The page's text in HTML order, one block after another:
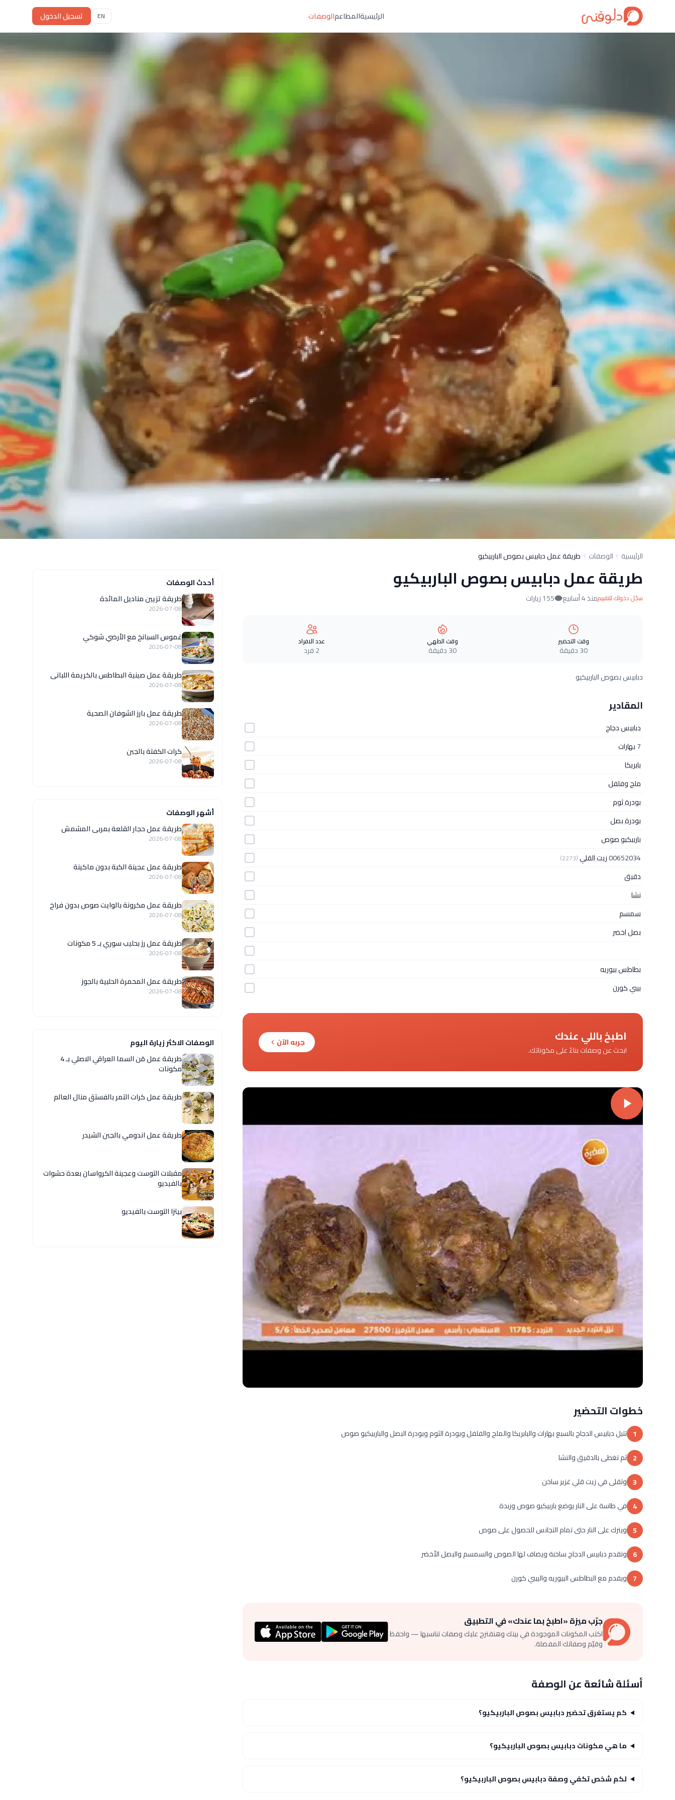
الرئيسيةالمطاعمالوصفات EN تسجيل الدخول
الرئيسية الوصفات طريقة عمل دبابيس بصوص الباربيكيو
طريقة عمل دبابيس بصوص الباربيكيو
سجّل دخولك للتقييممنذ 4 أسابيع 155 زيارات
وقت التحضير
30 دقيقة
وقت الطهي
30 دقيقة
عدد الافراد
2 فرد
دبابيس بصوص الباربيكيو
المقادير
دبابيس دجاج
7بهارات
بابريكا
ملح وفلفل
بودرة ثوم
بودرة بصل
باربيكيو صوص
00652034زيت القلي (2273)
دقيق
نشا
سمسم
بصل اخضر
بطاطس بيوريه
بيبي كورن
اطبخ باللي عندك
ابحث عن وصفات بناءً على مكوناتك.
جربه الآن
خطوات التحضير
1 تتبل دبابيس الدجاج بالسبع بهارات والبابريكا والملح والفلفل وبودرة الثوم وبودرة البصل والباربيكيو صوص
2 ثم تغطى بالدقيق والنشا
3 وتقلى في زيت قلي غزير ساخن
4 في طاسة على النار يوضع باربيكيو صوص وزبدة
5 ويترك على النار حتى تمام التجانس للحصول على صوص
6 وتقدم دبابيس الدجاج ساخنة ويضاف لها الصوص والسمسم والبصل الأخضر
7 ويقدم مع البطاطس البيوريه والبيبي كورن
جرّب ميزة «اطبخ بما عندك» في التطبيق
اكتب المكونات الموجودة في بيتك وهنقترح عليك وصفات تناسبها — واحفظ
وقيّم وصفاتك المفضلة.
أسئلة شائعة عن الوصفة
كم يستغرق تحضير دبابيس بصوص الباربيكيو؟
ما هي مكونات دبابيس بصوص الباربيكيو؟
لكم شخص تكفي وصفة دبابيس بصوص الباربيكيو؟
أحدث الوصفات
طريقة تزيين مناديل المائدة
2026-07-08
غموس السبانخ مع الأرضي شوكي
2026-07-08
طريقة عمل صينية البطاطس بالكريمة اللبانى
2026-07-08
طريقة عمل بارز الشوفان الصحية
2026-07-08
كرات الكفتة بالجبن
2026-07-08
أشهر الوصفات
طريقة عمل حجار القلعة بمربى المشمش
2026-07-08
طريقة عمل عجينة الكبة بدون ماكينة
2026-07-08
طريقة عمل مكرونة بالوايت صوص بدون فراخ
2026-07-08
طريقة عمل رز بحليب سوري بـ 5 مكونات
2026-07-08
طريقة عمل المحمرة الحلبية بالجوز
2026-07-08
الوصفات الاكثر زيارة اليوم
طريقة عمل مَن السما العراقي الاصلي بـ 4
مكونات
طريقة عمل كرات التمر بالفستق منال العالم
طريقة عمل اندومي بالجبن الشيدر
مقبلات التوست وعجينة الكرواسان بعدة حشوات
بالفيديو
بيتزا التوست بالفيديو